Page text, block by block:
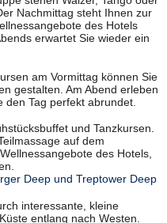
Nachmittag steht Ihnen zur
des Hotels
erwartet Sie wieder ein
am Vormittag können Sie
gestalten. Am Abend erleben
den Tag perfekt abrundet.
und Tanzkursen.
auf dem
des Hotels,
Deep und Treptower Deep
interessante, kleine
entlang nach Westen.